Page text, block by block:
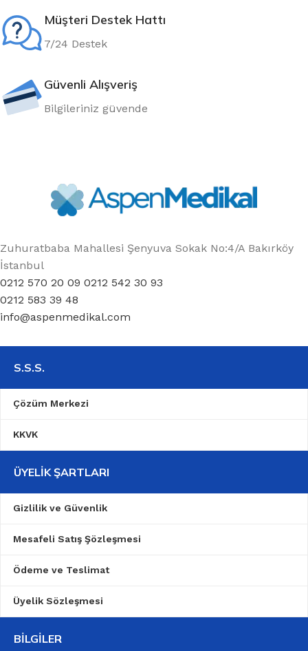
Müşteri Destek Hattı
7/24 Destek
Güvenli Alışveriş
Bilgileriniz güvende
Zuhuratbaba Mahallesi Şenyuva Sokak No:4/A Bakırköy
İstanbul
0212 570 20 09 0212 542 30 93
0212 583 39 48
info@aspenmedikal.com
S.S.S.
Çözüm Merkezi
KKVK
ÜYELIK ŞARTLARI
Gizlilik ve Güvenlik
Mesafeli Satış Şözleşmesi
Ödeme ve Teslimat
Üyelik Sözleşmesi
BILGILER